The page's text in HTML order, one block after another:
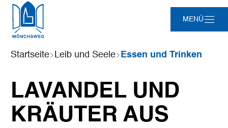
MENÜ
Sie
sind
Startseite Leib und Seele Essen und Trinken
LAVANDEL UND
KRÄUTER AUS